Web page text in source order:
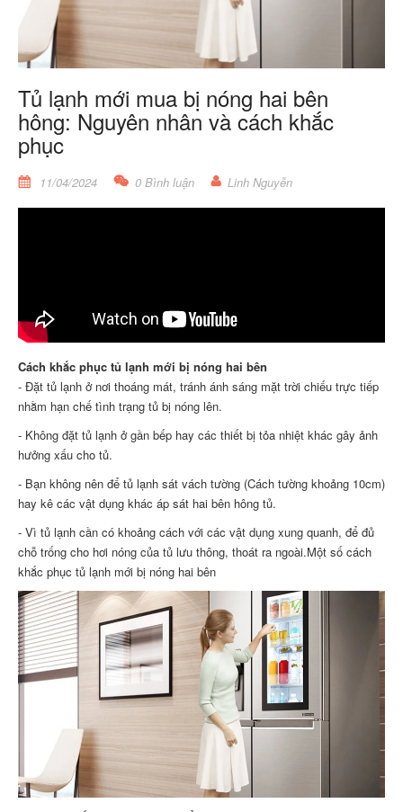
Tủ lạnh mới mua bị nóng hai bên
hông: Nguyên nhân và cách khắc
phục
11/04/2024 0 Bình luận Linh Nguyễn
Cách khắc phục tủ lạnh mới bị nóng hai bên
- Đặt tủ lạnh ở nơi thoáng mát, tránh ánh sáng mặt trời chiếu trực tiếp
nhằm hạn chế tình trạng tủ bị nóng lên.
- Không đặt tủ lạnh ở gần bếp hay các thiết bị tỏa nhiệt khác gây ảnh
hưởng xấu cho tủ.
- Bạn không nên để tủ lạnh sát vách tường (Cách tường khoảng 10cm)
hay kê các vật dụng khác áp sát hai bên hông tủ.
- Vì tủ lạnh cần có khoảng cách với các vật dụng xung quanh, để đủ
chỗ trống cho hơi nóng của tủ lưu thông, thoát ra ngoài.Một số cách
khắc phục tủ lạnh mới bị nóng hai bên